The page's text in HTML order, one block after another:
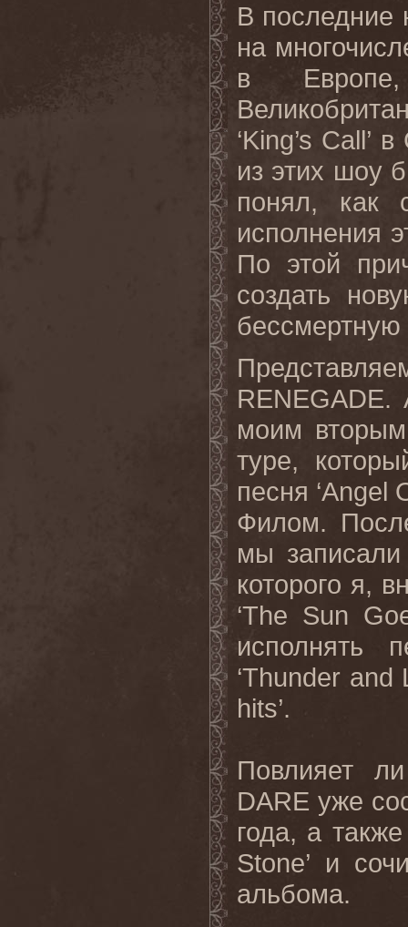
В последние
на
в
‘King’s Call’ в
из этих шоу
понял, как
исполнения
По этой
создать
RENEGADE.
моим
туре,
песня ‘Angel
Филом.
мы записали
которого я,
‘The Sun
исполнять
‘Thunder and
hits’.
Повлияет
ли
DARE уже
года, а
Stone’ и
альбома.